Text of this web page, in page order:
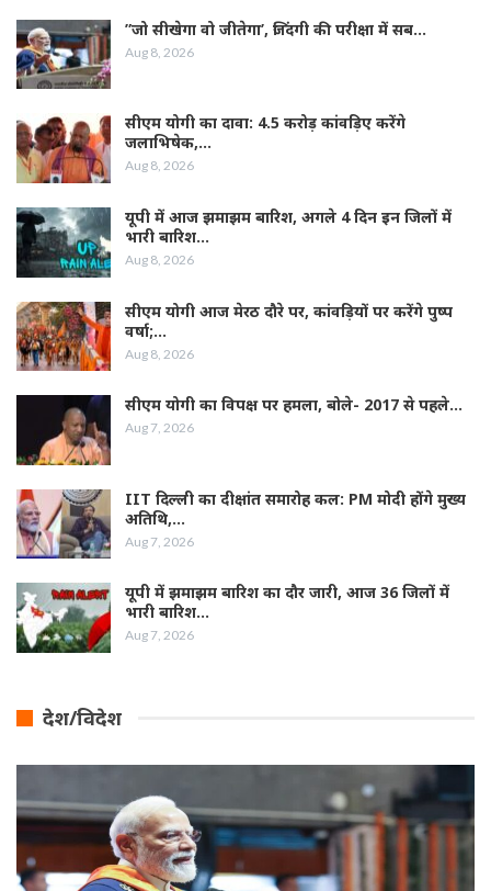
”जो सीखेगा वो जीतेगा’, जिंदगी की परीक्षा में सब…
Aug 8, 2026
सीएम योगी का दावा: 4.5 करोड़ कांवड़िए करेंगे
जलाभिषेक,…
Aug 8, 2026
यूपी में आज झमाझम बारिश, अगले 4 दिन इन जिलों में
भारी बारिश…
Aug 8, 2026
सीएम योगी आज मेरठ दौरे पर, कांवड़ियों पर करेंगे पुष्प
वर्षा;…
Aug 8, 2026
सीएम योगी का विपक्ष पर हमला, बोले- 2017 से पहले…
Aug 7, 2026
IIT दिल्ली का दीक्षांत समारोह कल: PM मोदी होंगे मुख्य
अतिथि,…
Aug 7, 2026
यूपी में झमाझम बारिश का दौर जारी, आज 36 जिलों में
भारी बारिश…
Aug 7, 2026
देश/विदेश